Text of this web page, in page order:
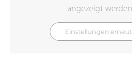
angezeigt
Einstellungen